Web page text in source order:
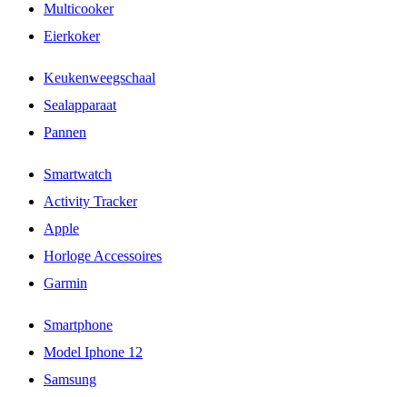
Multicooker
Eierkoker
Keukenweegschaal
Sealapparaat
Pannen
Smartwatch
Activity Tracker
Apple
Horloge Accessoires
Garmin
Smartphone
Model Iphone 12
Samsung